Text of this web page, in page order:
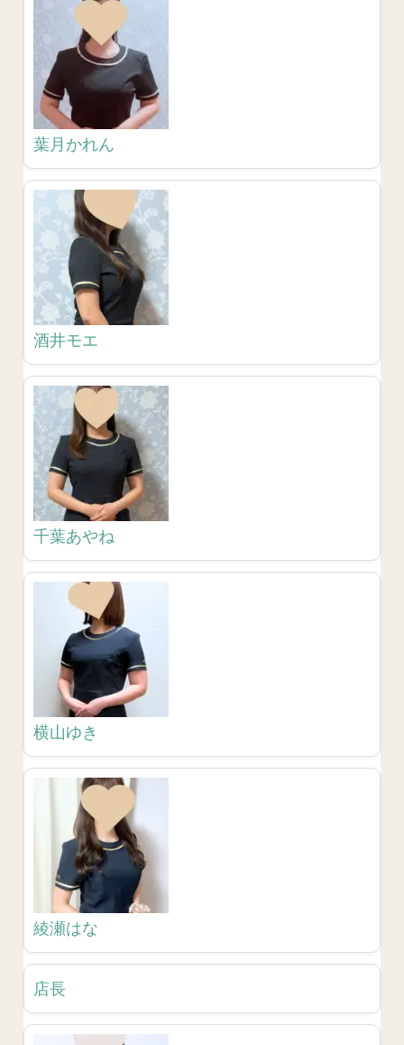
葉月かれん
酒井モエ
千葉あやね
横山ゆき
綾瀬はな
店長